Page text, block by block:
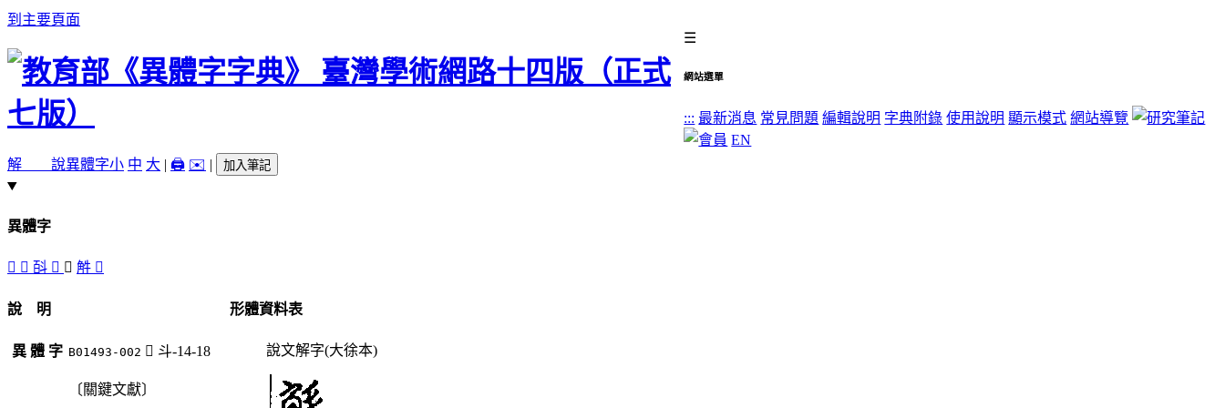
到主要頁面
☰
網站選單
::: 最新消息 常見問題 編輯說明 字典附錄 使用說明 顯示模式 網站導覽
EN
解 說異體字小 中 大 | 🖨️ ✉️ | 加入筆記
異體字
󷪫 󷪭 㪶 󷪮 󷪪 𧣈 󷪬
說 明
異 體 字 B01493-002 󷪪 斗-14-18
〔關鍵文獻〕
形體資料表
說文解字(大徐本)